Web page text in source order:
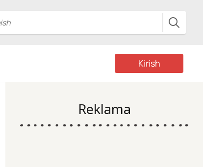
Kirish
Reklama